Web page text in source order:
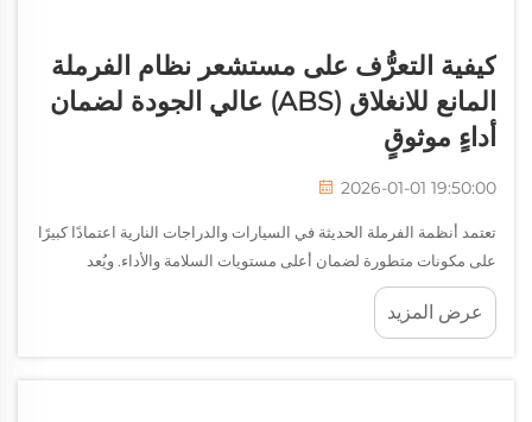
كيفية التعرُّف على مستشعر نظام الفرملة
المانع للانغلاق (ABS) عالي الجودة لضمان
أداءٍ موثوقٍ
2026-01-01 19:50:00
تعتمد أنظمة الفرملة الحديثة في السيارات والدراجات النارية اعتمادًا كبيرًا
على مكونات متطورة لضمان أعلى مستويات السلامة والأداء. ويُعد
الفرملة المانعة للانغلاق، وهو المسؤول عن رصد سرعة العجلات...
عرض المزيد